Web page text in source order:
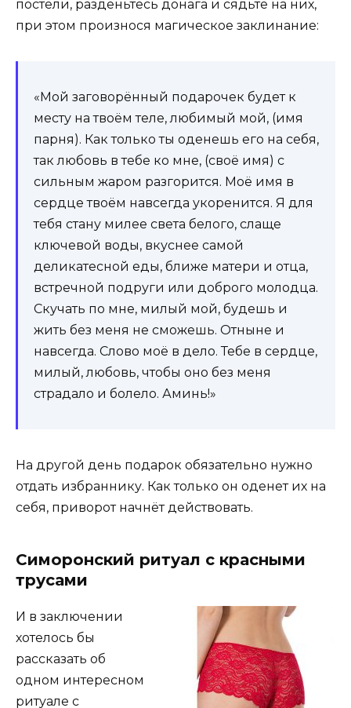
постели, разденьтесь донага и сядьте на них,
при этом произнося магическое заклинание:
«Мой заговорённый подарочек будет к
месту на твоём теле, любимый мой, (имя
парня). Как только ты оденешь его на себя,
так любовь в тебе ко мне, (своё имя) с
сильным жаром разгорится. Моё имя в
сердце твоём навсегда укоренится. Я для
тебя стану милее света белого, слаще
ключевой воды, вкуснее самой
деликатесной еды, ближе матери и отца,
встречной подруги или доброго молодца.
Скучать по мне, милый мой, будешь и
жить без меня не сможешь. Отныне и
навсегда. Слово моё в дело. Тебе в сердце,
милый, любовь, чтобы оно без меня
страдало и болело. Аминь!»
На другой день подарок обязательно нужно
отдать избраннику. Как только он оденет их на
себя, приворот начнёт действовать.
Симоронский ритуал с красными
трусами
И в заключении
хотелось бы
рассказать об
одном интересном
ритуале с